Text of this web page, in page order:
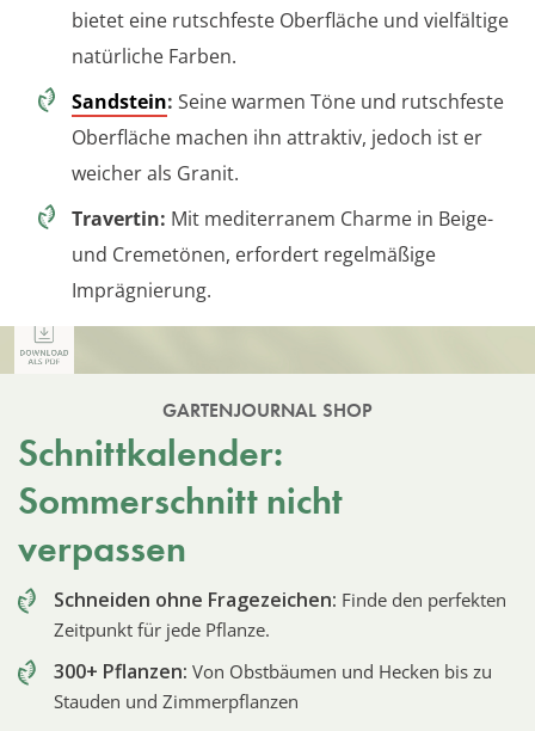
bietet eine rutschfeste Oberfläche und vielfältige
natürliche Farben.
Sandstein: Seine warmen Töne und rutschfeste
Oberfläche machen ihn attraktiv, jedoch ist er
weicher als Granit.
Travertin: Mit mediterranem Charme in Beige-
und Cremetönen, erfordert regelmäßige
Imprägnierung.
GARTENJOURNAL SHOP
Schnittkalender:
Sommerschnitt nicht
verpassen
Schneiden ohne Fragezeichen: Finde den perfekten
Zeitpunkt für jede Pflanze.
300+ Pflanzen: Von Obstbäumen und Hecken bis zu
Stauden und Zimmerpflanzen